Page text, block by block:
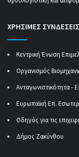
ΧΡΗΣΙΜΕΣ ΣΥΝΔΕΣΕΙΣ
Κεντρική Ένωση
Οργανισμός
Ανταγωνιστικότητα -
Ευρωπαϊκή Επ.
Οδηγός για τις
Δήμος Ζακύνθου